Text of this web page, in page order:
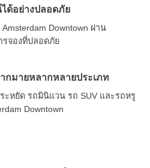
ด้อย่างปลอดภัย
Downtown ผ่าน
จองที่ปลอดภัย
กมายหลากหลายประเภท
ะหยัด รถมินิแวน รถ SUV และรถหรู
Downtown